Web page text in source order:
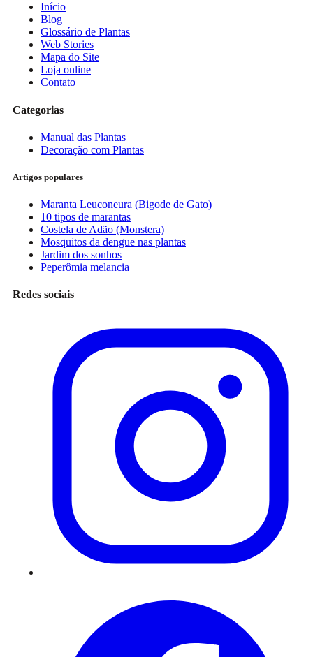
Início
Blog
Glossário de Plantas
Web Stories
Mapa do Site
Loja online
Contato
Categorias
Manual das Plantas
Decoração com Plantas
Artigos populares
Maranta Leuconeura (Bigode de Gato)
10 tipos de marantas
Costela de Adão (Monstera)
Mosquitos da dengue nas plantas
Jardim dos sonhos
Peperômia melancia
Redes sociais